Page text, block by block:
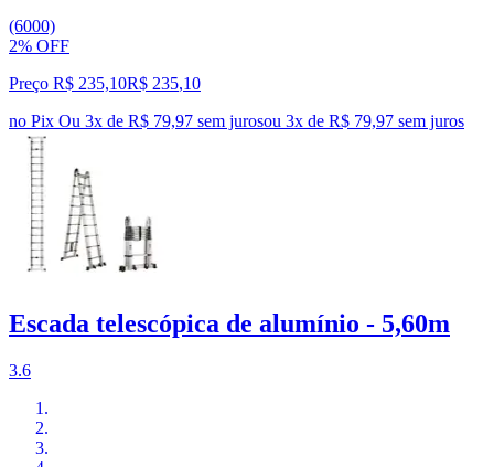
(6000)
2% OFF
Preço R$ 235,10R$ 235,10
no Pix Ou 3x de R$ 79,97 sem jurosou 3x de R$ 79,97 sem juros
Escada telescópica de alumínio - 5,60m
3.6